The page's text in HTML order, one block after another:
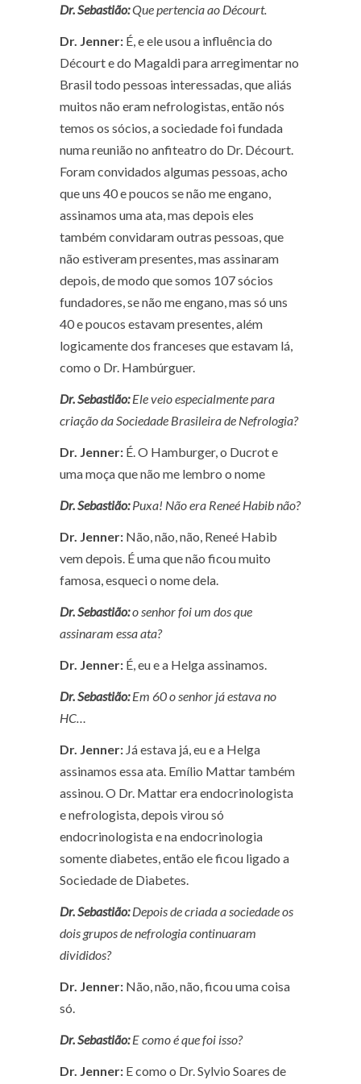
Dr. Sebastião:Que pertencia ao Décourt.
Dr. Jenner: É, e ele usou a influência do
Décourt e do Magaldi para arregimentar no
Brasil todo pessoas interessadas, que aliás
muitos não eram nefrologistas, então nós
temos os sócios, a sociedade foi fundada
numa reunião no anfiteatro do Dr. Décourt.
Foram convidados algumas pessoas, acho
que uns 40 e poucos se não me engano,
assinamos uma ata, mas depois eles
também convidaram outras pessoas, que
não estiveram presentes, mas assinaram
depois, de modo que somos 107 sócios
fundadores, se não me engano, mas só uns
40 e poucos estavam presentes, além
logicamente dos franceses que estavam lá,
como o Dr. Hambúrguer.
Dr. Sebastião:Ele veio especialmente para
criação da Sociedade Brasileira de Nefrologia?
Dr. Jenner: É. O Hamburger, o Ducrot e
uma moça que não me lembro o nome
Dr. Sebastião:Puxa! Não era Reneé Habib não?
Dr. Jenner: Não, não, não, Reneé Habib
vem depois. É uma que não ficou muito
famosa, esqueci o nome dela.
Dr. Sebastião:o senhor foi um dos que
assinaram essa ata?
Dr. Jenner: É, eu e a Helga assinamos.
Dr. Sebastião:Em 60 o senhor já estava no
HC…
Dr. Jenner: Já estava já, eu e a Helga
assinamos essa ata. Emílio Mattar também
assinou. O Dr. Mattar era endocrinologista
e nefrologista, depois virou só
endocrinologista e na endocrinologia
somente diabetes, então ele ficou ligado a
Sociedade de Diabetes.
Dr. Sebastião:Depois de criada a sociedade os
dois grupos de nefrologia continuaram
divididos?
Dr. Jenner: Não, não, não, ficou uma coisa
só.
Dr. Sebastião:E como é que foi isso?
Dr. Jenner: E como o Dr. Sylvio Soares de